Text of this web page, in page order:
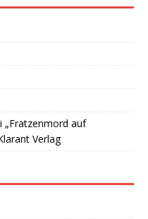
„Fratzenmord auf
Verlag